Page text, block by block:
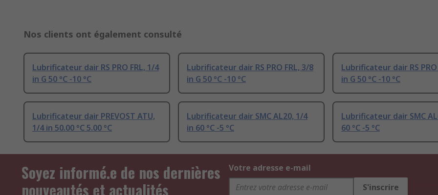
Nos clients ont également consulté
Lubrificateur dair RS PRO FRL, 1/4
in G 50 °C -10 °C
Lubrificateur dair RS PRO FRL, 3/8
in G 50 °C -10 °C
Lubrificateur dair RS PRO
in G 50 °C -10 °C
Lubrificateur dair PREVOST ATU,
1/4 in 50.00 °C 5.00 °C
Lubrificateur dair SMC AL20, 1/4
in 60 °C -5 °C
Lubrificateur dair SMC
60 °C -5 °C
Soyez informé.e de nos dernières
nouveautés et actualités
Votre adresse e-mail
S'inscrire